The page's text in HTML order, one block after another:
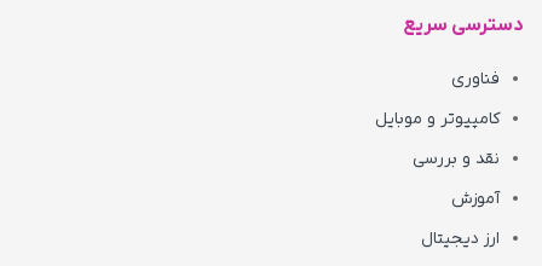
دسترسی سریع
فناوری
کامپیوتر و موبایل
نقد و بررسی
آموزش
ارز دیجیتال